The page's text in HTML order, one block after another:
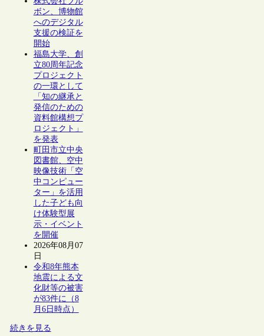
ボン、博物館
へのデジタル
支援の検証を
開始
福島大学、創
立80周年記念
プロジェクト
の一環として
「知の継承と
発信のための
資料館構想プ
ロジェクト」
を発表
町田市立中央
図書館、空中
映像技術「空
中コンピュー
ター」を活用
した子ども向
け体験型展
示・イベント
を開催
2026年08月07
日
令和8年熊本
地震による文
化財等の被害
が83件に（8
月6日時点）
続きを見る